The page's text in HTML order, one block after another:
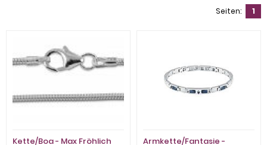
Seiten: 1
Kette/Boa - Max Fröhlich
Armkette/Fantasie -